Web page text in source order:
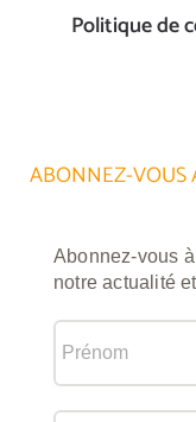
Politique de
ABONNEZ-VOUS
Abonnez-vous
notre actualité